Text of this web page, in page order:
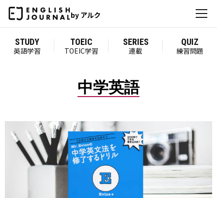
by アルク
STUDY
英語学習
TOEIC
TOEIC学習
SERIES
連載
QUIZ
練習問題
中学英語